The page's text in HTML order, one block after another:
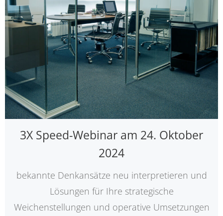
3X Speed-Webinar am 24. Oktober
2024
bekannte Denkansätze neu interpretieren und
Lösungen für Ihre strategische
Weichenstellungen und operative Umsetzungen